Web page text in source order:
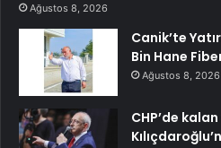
Ağustos 8, 2026
Canik’te
Bin Hane
Ağustos 8, 2026
CHP’de